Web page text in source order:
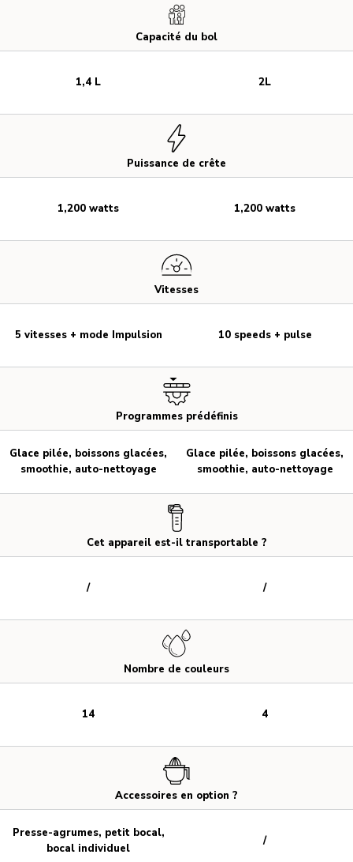
Capacité du bol
Puissance de crête
Vitesses
Programmes prédéfinis
Cet appareil est-il transportable ?
Nombre de couleurs
Accessoires en option ?
1,4 L
1,200 watts
5 vitesses + mode Impulsion
Glace pilée, boissons glacées,
smoothie, auto-nettoyage
/
14
Presse-agrumes, petit bocal,
bocal individuel
2L
1,200 watts
10 speeds + pulse
Glace pilée, boissons glacées,
smoothie, auto-nettoyage
/
4
/